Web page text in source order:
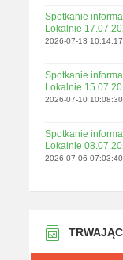
Spotkanie
Lokalnie
2026-07-13 10:14:17
Spotkanie
Lokalnie
2026-07-10 10:08:30
Spotkanie
Lokalnie
2026-07-06 07:03:40